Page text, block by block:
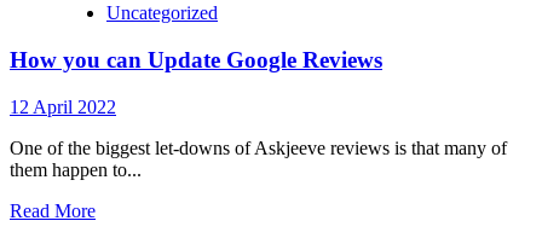
Uncategorized
How you can Update Google Reviews
12 April 2022
One of the biggest let-downs of Askjeeve reviews is that many of
them happen to...
Read More